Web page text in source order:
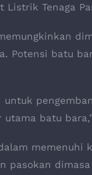
Tenaga
Potensi batu
batu
memenuhi
pasokan